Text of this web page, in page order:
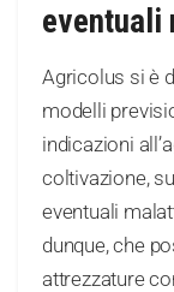
eventuali
Agricolus si è
modelli
indicazioni
coltivazione,
eventuali
dunque, che
attrezzature